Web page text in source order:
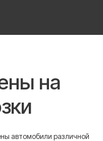
на
автомобили различной